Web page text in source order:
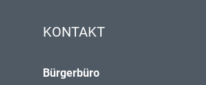
KONTAKT
Bürgerbüro